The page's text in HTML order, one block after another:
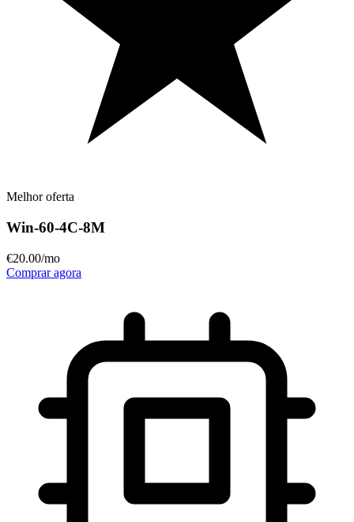
Melhor oferta
Win-60-4C-8M
€20.00/mo
Comprar agora